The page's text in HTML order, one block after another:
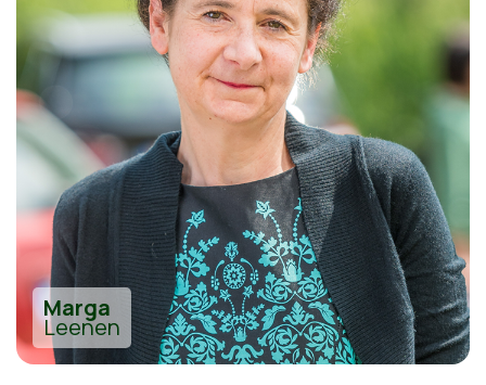
Marga
Leenen